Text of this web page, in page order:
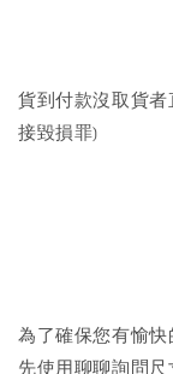
貨到付款沒取貨者
接毀損罪)
為了確保您有愉
先使用聊聊詢問